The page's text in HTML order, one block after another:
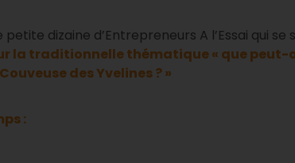
dizaine d’Entrepreneurs A l’Essai qui
la traditionnelle thématique « que peut-
des Yvelines ? »
: